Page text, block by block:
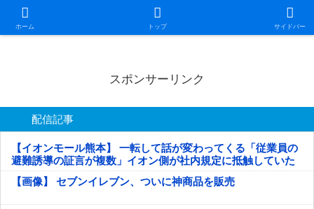
ホーム トップ サイドバー
日本第一！ニュース録
スポンサーリンク
配信記事
【イオンモール熊本】 一転して話が変わってくる「従業員の
避難誘導の証言が複数」イオン側が社内規定に抵触していた
疑い
【画像】 セブンイレブン、ついに神商品を販売